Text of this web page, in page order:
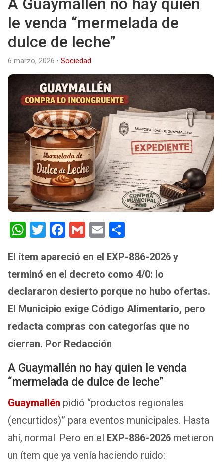
A Guaymallén no hay quien
le venda “mermelada de
dulce de leche”
6 marzo, 2026 • Sociedad
W
at
s
A
p
p
T
tt
er
F
ce
b
o
o
k
G
ail
E
ail ar
e
El ítem apareció en el EXP-886-2026 y
terminó en el decreto como 4/0: lo
declararon desierto porque no hubo ofertas.
El Municipio exige Código Alimentario, pero
redacta compras con categorías que no
cierran. Por Redacción
A Guaymallén no hay quien le venda
“mermelada de dulce de leche”
Guaymallén pidió “productos regionales
(encurtidos)” para eventos municipales. Hasta
ahí, normal. Pero en el EXP-886-2026 metieron
un ítem que ya venía haciendo ruido: